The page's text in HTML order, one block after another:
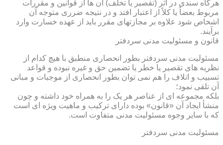
هرگاه سندی در اثر (تقصیر یا تخلف) آن ها از قوانین و مقررات
مربوط بعضاً یا کلاً از اعتبار افتد و در نتیجه ضرری متوجه آن
اشخاص شود علاوه بر مجازتهای مقرر باید از عهده خسارت وارد
برآیند.
قانون و مسئولیت مدنی سردفتر
مسئولیت مدنی سردفتر بطور انحصاری منطبق با هیچ کدام از
نظریه های تقصیر یا خطر یا تضمین حق و غیره نبوده و قواعد
تسبیب و اتلاف را هم نمی توان بطور انحصاری از موجبات و مبانی
آن تلقی نمود؛
بلکه مجموعه ای از عناصر هر یک را به همراه خود داشته و چون
منشأ ایجاد آن «قانون» بوده دارای ترکیب و ماهیت ویژه ای است
که با سایر وجوه مسئولیت مدنی متفاوت است.
مسئولیت مدنی سردفتر